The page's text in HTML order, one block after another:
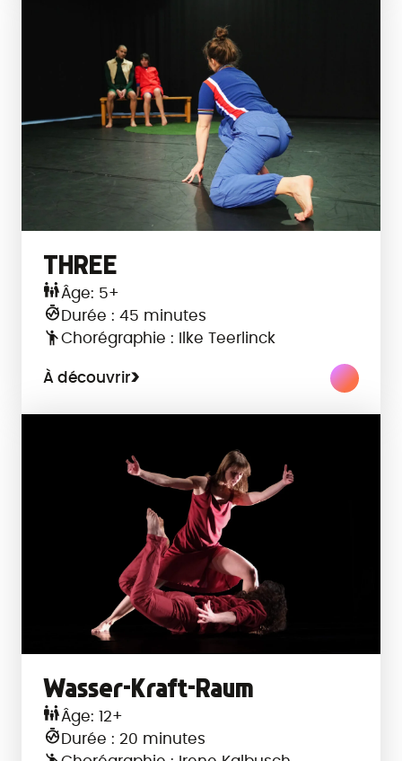
THREE
Âge: 5+
Durée : 45 minutes
Chorégraphie : Ilke Teerlinck
À découvrir
Wasser-Kraft-Raum
Âge: 12+
Durée : 20 minutes